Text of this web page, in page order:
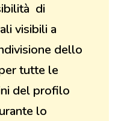
di
visibili a
dello
tutte le
del profilo
lo